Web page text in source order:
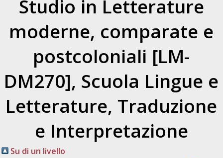
Studio in Letterature
moderne, comparate e
postcoloniali [LM-
DM270], Scuola Lingue e
Letterature, Traduzione
e Interpretazione
Su di un livello